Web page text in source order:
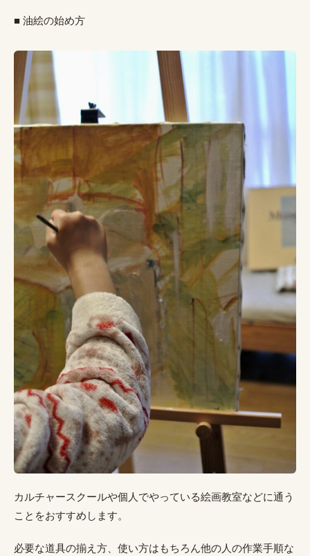
■ 油絵の始め方
カルチャースクールや個人でやっている絵画教室などに通う
ことをおすすめします。
必要な道具の揃え方、使い方はもちろん他の人の作業手順な